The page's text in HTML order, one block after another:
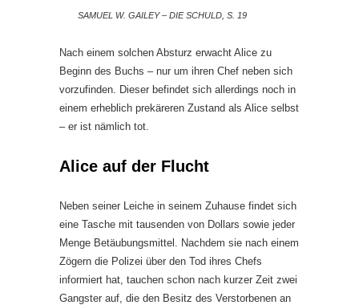
SAMUEL W. GAILEY – DIE SCHULD, S. 19
Nach einem solchen Absturz erwacht Alice zu
Beginn des Buchs – nur um ihren Chef neben sich
vorzufinden. Dieser befindet sich allerdings noch in
einem erheblich prekäreren Zustand als Alice selbst
– er ist nämlich tot.
Alice auf der Flucht
Neben seiner Leiche in seinem Zuhause findet sich
eine Tasche mit tausenden von Dollars sowie jeder
Menge Betäubungsmittel. Nachdem sie nach einem
Zögern die Polizei über den Tod ihres Chefs
informiert hat, tauchen schon nach kurzer Zeit zwei
Gangster auf, die den Besitz des Verstorbenen an